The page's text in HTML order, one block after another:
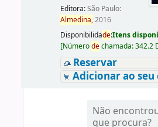
Editora:São Paulo:
Almedina,2016
Disponibilidade:Itens
[Númerodechamada:342.2
Reservar
Adicionar ao
Não
que procura?